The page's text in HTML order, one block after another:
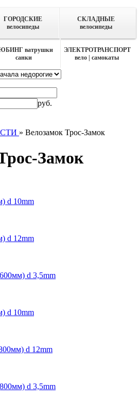
ГОРОДСКИЕ
велосипеды
СКЛАДНЫЕ
велосипеды
ватрушки
санки
ЭЛЕКТРОТРАНСПОРТ
вело | самокаты
руб.
» Велозамок Трос-Замок
Замок
d 10mm
d 12mm
d 3,5mm
d 10mm
d 12mm
d 3,5mm